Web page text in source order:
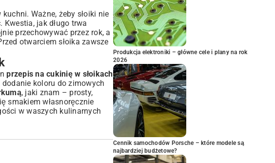
Ważne, żeby słoiki nie
Kwestia, jak długo trwa
przechowywać przez rok, a
otwarciem słoika zawsze
przepis na cukinię w słoikach
koloru do zimowych
, jaki znam – prosty,
smakiem własnoręcznie
w waszych kulinarnych
Produkcja elektroniki – główne cele i plany na rok
2026
Cennik samochodów Porsche – które modele są
najbardziej budżetowe?